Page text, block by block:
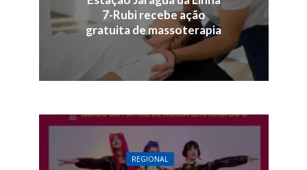
7-Rubi recebe ação
gratuita de massoterapia
REGIONAL